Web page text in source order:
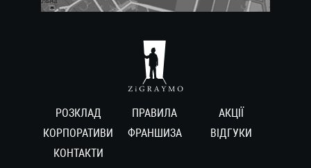
РОЗКЛАД ПРАВИЛА
АКЦІЇ
КОРПОРАТИВИ
ФРАНШИЗА
ВIДГУКИ
КОНТАКТИ